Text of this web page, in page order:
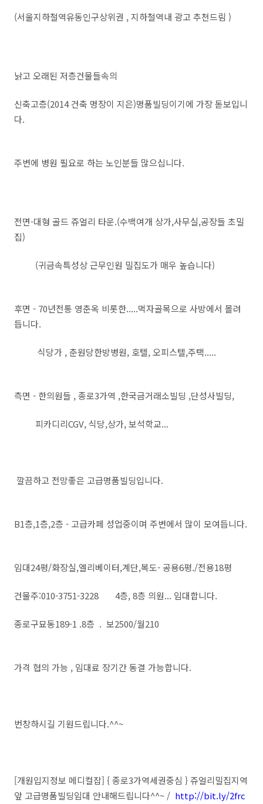
(서울지하철역유동인구상위권 , 지하철역내 광고 추천드림 )
낡고 오래된 저층건물들속의
신축고층(2014 건축 명장이 지은)명품빌딩이기에 가장 돋보입니
다.
주변에 병원 필요로 하는 노인분들 많으십니다.
전면-대형 골드 쥬얼리 타운.(수백여개 상가,사무실,공장들 초밀
집)
(귀금속특성상 근무인원 밀집도가 매우 높습니다)
후면 - 70년전통 영춘옥 비롯한.....먹자골목으로 사방에서 몰려
듭니다.
식당가 , 춘원당한방병원, 호텔, 오피스텔,주택.....
측면 - 한의원들 , 종로3가역 ,한국금거래소빌딩 ,단성사빌딩,
피카디리CGV, 식당,상가, 보석학교...
깔끔하고 전망좋은 고급명품빌딩입니다.
B1층,1층,2층 - 고급카페 성업중이며 주변에서 많이 모여듭니다.
임대24평/화장실,엘리베이터,계단,복도- 공용6평./전용18평
건물주:010-3751-3228 4층, 8층 의원... 임대합니다.
종로구묘동189-1 .8층 . 보2500/월210
가격 협의 가능 , 임대료 장기간 동결 가능합니다.
번창하시길 기원드립니다.^^~
[개원입지정보 메디컬잡] { 종로3가역세권중심 } 쥬얼리밀집지역
앞 고급명품빌딩임대 안내해드립니다^^~ / http://bit.ly/2frc